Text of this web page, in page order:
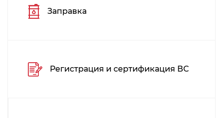
Заправка
Регистрация и сертификация ВС